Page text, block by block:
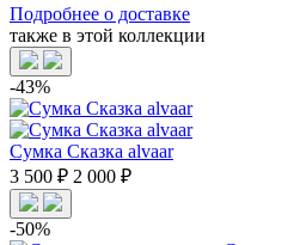
Подробнее о доставке
также в этой коллекции
-43%
Сумка Сказка alvaar
3 500 ₽ 2 000 ₽
-50%